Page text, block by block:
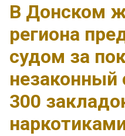
️В Донском
региона
судом за
незаконный
300